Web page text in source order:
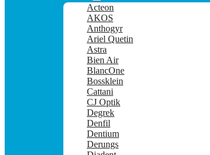
Acteon
AKOS
Anthogyr
Ariel Quetin
Astra
Bien Air
BlancOne
Bossklein
Cattani
CJ Optik
Degrek
Denfil
Dentium
Derungs